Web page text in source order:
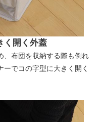
く開く外蓋
、布団を収納する際も倒れ
でコの字型に大きく開く